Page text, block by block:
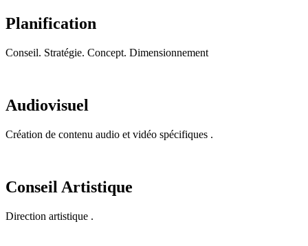
Planification
Conseil. Stratégie. Concept. Dimensionnement
Audiovisuel
Création de contenu audio et vidéo spécifiques .
Conseil Artistique
Direction artistique .